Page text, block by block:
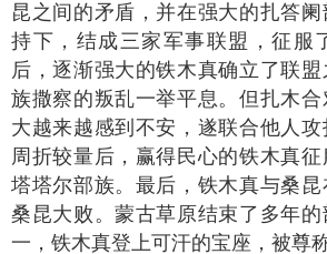
昆之间的矛盾，并在强大的扎答
持下，结成三家军事联盟，征服
后，逐渐强大的铁木真确立了联
族撒察的叛乱一举平息。但扎木
大越来越感到不安，遂联合他人
周折较量后，赢得民心的铁木真
塔塔尔部族。最后，铁木真与桑昆
桑昆大败。蒙古草原结束了多年
一，铁木真登上可汗的宝座，被尊称